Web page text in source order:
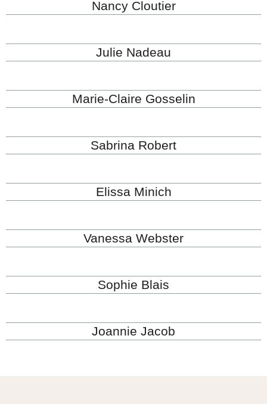
Nancy Cloutier
Julie Nadeau
Marie-Claire Gosselin
Sabrina Robert
Elissa Minich
Vanessa Webster
Sophie Blais
Joannie Jacob